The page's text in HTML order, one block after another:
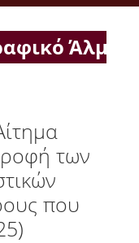
των
που